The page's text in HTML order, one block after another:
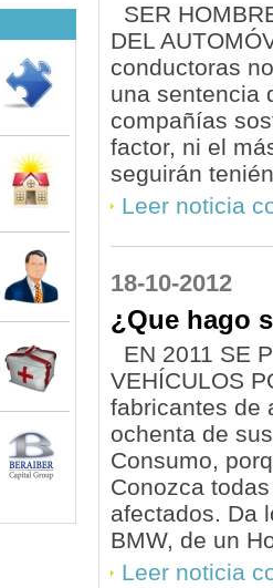
SER
DEL
conductoras
una sentencia
compañías
factor, ni el
seguirán
Leer noticia
18-10-2012
¿Que hago
EN 2011 SE
VEHÍCULOS
fabricantes de
ochenta de
Consumo,
Conozca
afectados. Da
BMW, de un
Leer noticia